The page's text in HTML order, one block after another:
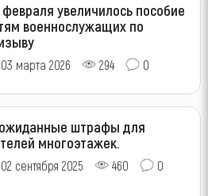
февраля увеличилось пособие
военнослужащих по
03 марта 2026 294 0
штрафы для
многоэтажек.
02 сентября 2025 460 0